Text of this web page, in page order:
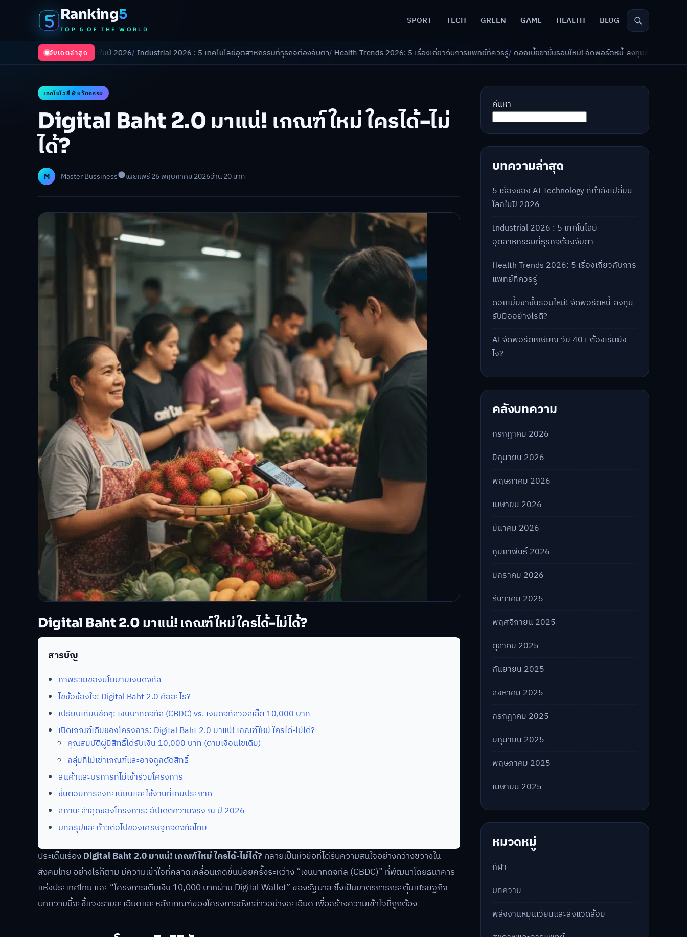
Ranking5
TOP 5 OF THE WORLD
SPORT TECH GREEN GAME HEALTH BLOG
อัปเดตล่าสุด
ยนโลกในปี 2026/Industrial 2026 : 5 เทคโนโลยีอุตสาหกรรมที่ธุรกิจต้องจับตา/Health Trends 2026: 5 เรื่องเกี่ยวกับการแพทย์ที่ควรรู้/ดอกเบี้ยขาขึ้นรอบใหม่! จัดพอร์ตหนี้-ลงทุนรับมืออย่างไรดี?/AI จัดพอร์ตเกษียณ
เทคโนโลยี & นวัตกรรม
Digital Baht 2.0 มาแน่! เกณฑ์ใหม่ ใครได้-ไม่
ได้?
M Master Bussiness เผยแพร่ 26 พฤษภาคม 2026อ่าน 20 นาที
Digital Baht 2.0 มาแน่! เกณฑ์ใหม่ ใครได้-ไม่ได้?
สารบัญ
ภาพรวมของนโยบายเงินดิจิทัล
ไขข้อข้องใจ: Digital Baht 2.0 คืออะไร?
เปรียบเทียบชัดๆ: เงินบาทดิจิทัล (CBDC) vs. เงินดิจิทัลวอลเล็ต 10,000 บาท
เปิดเกณฑ์เดิมของโครงการ: Digital Baht 2.0 มาแน่! เกณฑ์ใหม่ ใครได้-ไม่ได้?
คุณสมบัติผู้มีสิทธิ์ได้รับเงิน 10,000 บาท (ตามเงื่อนไขเดิม)
กลุ่มที่ไม่เข้าเกณฑ์และอาจถูกตัดสิทธิ์
สินค้าและบริการที่ไม่เข้าร่วมโครงการ
ขั้นตอนการลงทะเบียนและใช้งานที่เคยประกาศ
สถานะล่าสุดของโครงการ: อัปเดตความจริง ณ ปี 2026
บทสรุปและก้าวต่อไปของเศรษฐกิจดิจิทัลไทย
ประเด็นเรื่องDigital Baht 2.0 มาแน่! เกณฑ์ใหม่ ใครได้-ไม่ได้? กลายเป็นหัวข้อที่ได้รับความสนใจอย่างกว้างขวางใน
สังคมไทย อย่างไรก็ตาม มีความเข้าใจที่คลาดเคลื่อนเกิดขึ้นบ่อยครั้งระหว่าง “เงินบาทดิจิทัล (CBDC)” ที่พัฒนาโดยธนาคาร
แห่งประเทศไทย และ “โครงการเติมเงิน 10,000 บาทผ่าน Digital Wallet” ของรัฐบาล ซึ่งเป็นมาตรการกระตุ้นเศรษฐกิจ
บทความนี้จะชี้แจงรายละเอียดและหลักเกณฑ์ของโครงการดังกล่าวอย่างละเอียด เพื่อสร้างความเข้าใจที่ถูกต้อง
ค้นหา
บทความล่าสุด
5 เรื่องของ AI Technology ที่กำลังเปลี่ยน
โลกในปี 2026
Industrial 2026 : 5 เทคโนโลยี
อุตสาหกรรมที่ธุรกิจต้องจับตา
Health Trends 2026: 5 เรื่องเกี่ยวกับการ
แพทย์ที่ควรรู้
ดอกเบี้ยขาขึ้นรอบใหม่! จัดพอร์ตหนี้-ลงทุน
รับมืออย่างไรดี?
AI จัดพอร์ตเกษียณ วัย 40+ ต้องเริ่มยัง
ไง?
คลังบทความ
กรกฎาคม 2026
มิถุนายน 2026
พฤษภาคม 2026
เมษายน 2026
มีนาคม 2026
กุมภาพันธ์ 2026
มกราคม 2026
ธันวาคม 2025
พฤศจิกายน 2025
ตุลาคม 2025
กันยายน 2025
สิงหาคม 2025
กรกฎาคม 2025
มิถุนายน 2025
พฤษภาคม 2025
เมษายน 2025
หมวดหมู่
กีฬา
บทความ
พลังงานหมุนเวียนและสิ่งแวดล้อม